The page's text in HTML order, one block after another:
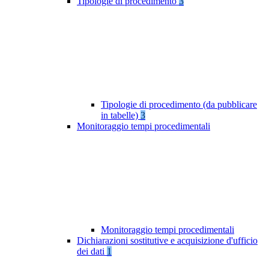
Tipologie di procedimento (da pubblicare
in tabelle) 3
Monitoraggio tempi procedimentali
Monitoraggio tempi procedimentali
Dichiarazioni sostitutive e acquisizione d'ufficio
dei dati 1